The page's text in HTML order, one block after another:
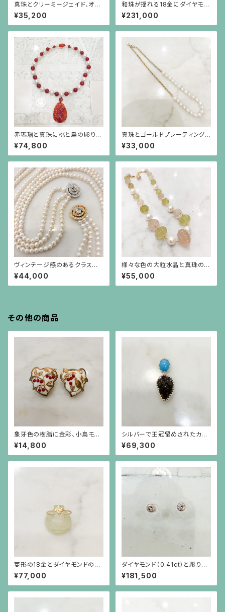
真珠とクリーミージェイド、オパ
ールガラスのロングネックレス
¥35,200
和珠が揺れる18金にダイヤモン
ドのリボンを小さなパールで繋
いだネックレス
¥231,000
赤瑪瑙と真珠に桃と鳥の彫りの
赤瑪瑙が揺れるネックレス
¥74,800
真珠とゴールドプレーティングを
したシルバーチェーンのネックレ
ス
¥33,000
ヴィンテージ感のあるクラスプ
のパール3連ネックレス
¥44,000
様々な色の大粒水晶と真珠のシ
ョートステーションネックレス
¥55,000
その他の商品
象牙色の樹脂に金彩、小鳥モチ
ーフに赤珊瑚色の実のイヤリン
グ
¥14,800
シルバーで王冠留めされたカボ
ーションのターコイズと葉の形
と彫りのトルマリンのペンダント
（チェーン別）
¥69,300
菱形の18金とダイヤモンドの華
奢なリング（小）
¥77,000
ダイヤモンド（0.41ct）と彫りを
施した18金枠のピアス
¥181,500